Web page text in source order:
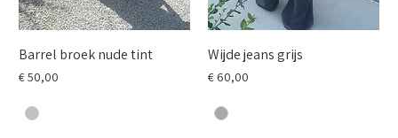
Barrel broek nude tint
Prijs
€ 50,00
Wijde jeans grijs
Prijs
€ 60,00